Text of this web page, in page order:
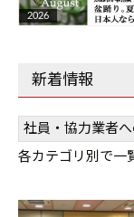
2026
新着情報
社員・協力業者
各カテゴリ別で一